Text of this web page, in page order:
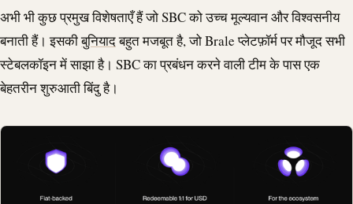
अभी भी कुछ प्रमुख विशेषताएँ हैं जो SBC को उच्च मूल्यवान और विश्वसनीय
बनाती हैं। इसकीबुनियादबहुत मजबूत है, जोBraleप्लेटफ़ॉर्म पर मौजूद सभी
स्टेबलकॉइन में साझा है। SBC का प्रबंधन करने वाली टीम के पास एक
बेहतरीन शुरुआती बिंदु है।